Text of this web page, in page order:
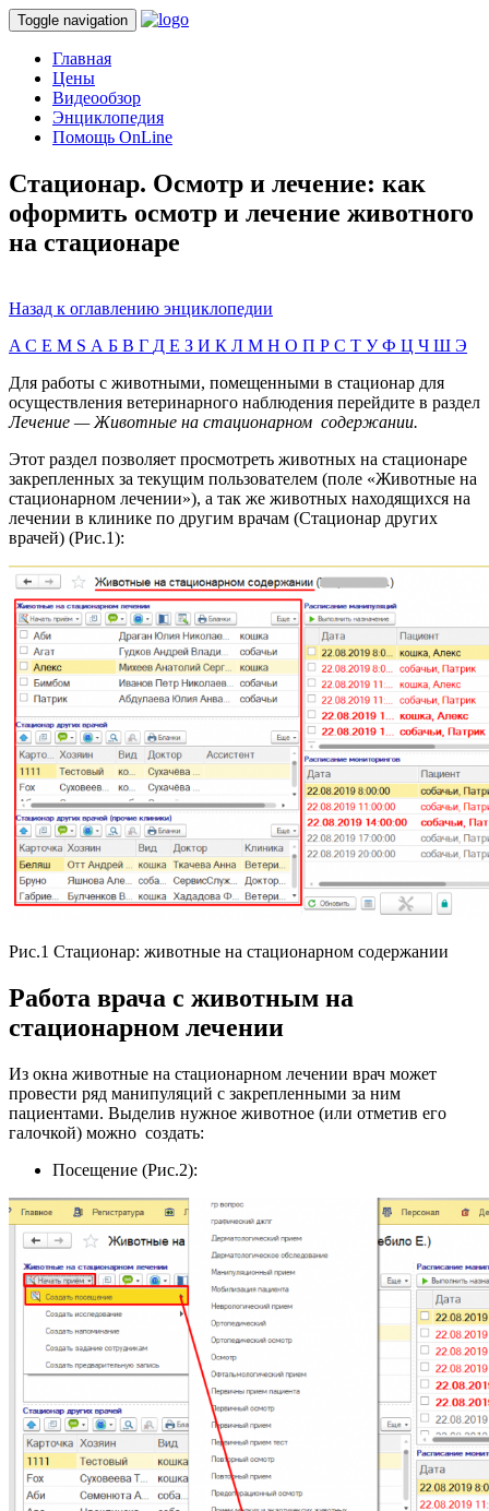
Toggle navigation
Главная
Цены
Видеообзор
Энциклопедия
Помощь OnLine
Стационар. Осмотр и лечение: как
оформить осмотр и лечение животного
на стационаре
Назад к оглавлению энциклопедии
A C E M S А Б В Г Д Е З И К Л М Н О П Р С Т УФ Ц Ч Ш Э
Для работы с животными, помещенными в стационар для
осуществления ветеринарного наблюдения перейдите в раздел
Лечение — Животные на стационарном содержании.
Этот раздел позволяет просмотреть животных на стационаре
закрепленных за текущим пользователем (поле «Животные на
стационарном лечении»), а так же животных находящихся на
лечении в клинике по другим врачам (Стационар других
врачей) (Рис.1):
Рис.1 Стационар: животные на стационарном содержании
Работа врача с животным на
стационарном лечении
Из окна животные на стационарном лечении врач может
провести ряд манипуляций с закрепленными за ним
пациентами. Выделив нужное животное (или отметив его
галочкой) можно создать:
Посещение (Рис.2):